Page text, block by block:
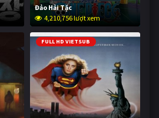
Đảo Hải Tặc
4,210,756 lượt xem
FULL HD VIETSUB